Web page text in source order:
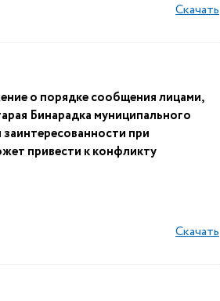
Скачать
о порядке сообщения лицами,
Бинарадка муниципального
при
привести к конфликту
Скачать